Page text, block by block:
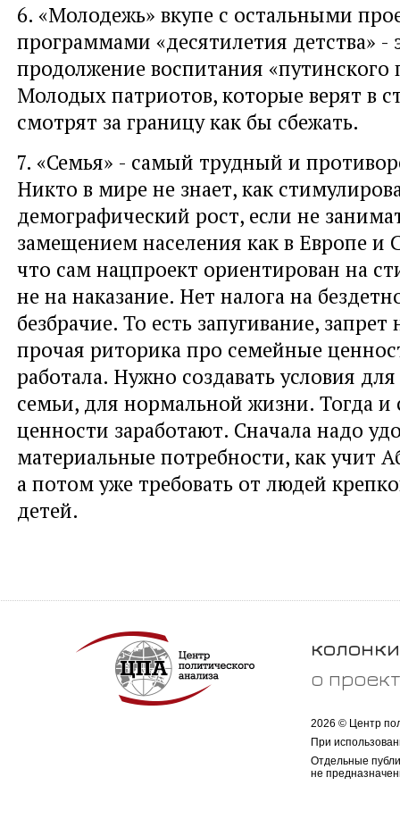
6. «Молодежь» вкупе с остальными
программами «десятилетия детства» -
продолжение воспитания «путинского
Молодых патриотов, которые верят в
смотрят за границу как бы сбежать.
7. «Семья» - самый трудный и
Никто в мире не знает, как
демографический рост, если не
замещением населения как в Европе
что сам нацпроект ориентирован на
не на наказание. Нет налога на
безбрачие. То есть запугивание,
прочая риторика про семейные
работала. Нужно создавать условия
семьи, для нормальной жизни. Тогда и
ценности заработают. Сначала надо
материальные потребности, как учит
а потом уже требовать от людей
детей.
колонки
о
2026 © Центр
При
Отдельные
не